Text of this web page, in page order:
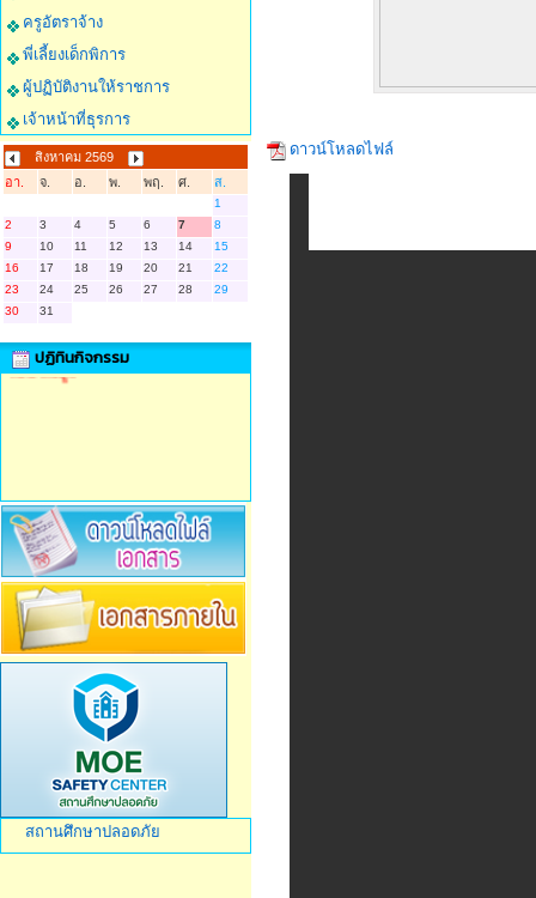
ครูอัตราจ้าง
พี่เลี้ยงเด็กพิการ
ผู้ปฏิบัติงานให้ราชการ
เจ้าหน้าที่ธุรการ
สิงหาคม 2569
อา.
จ. อ. พ. พฤ. ศ. ส.
1
2
3 4 5 6 7
8
9
10 11 12 13 14
15
16
17 18 19 20 21
22
23
24 25 26 27 28
29
30
31
ปฏิทินกิจกรรม
ไม่มีข้อมูล
สถานศึกษาปลอดภัย
ดาวน์โหลดไฟล์